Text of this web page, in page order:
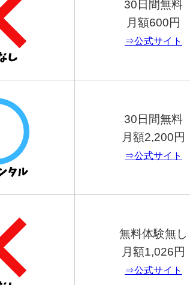
30日間無料
月額600円
⇒公式サイト
30日間無料
月額2,200円
⇒公式サイト
無料体験無し
月額1,026円
⇒公式サイト